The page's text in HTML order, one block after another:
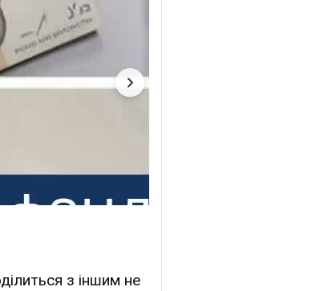
з іншим не